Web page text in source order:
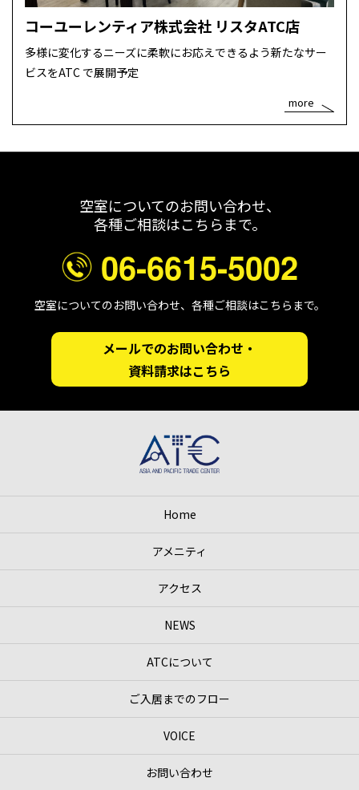
コーユーレンティア株式会社 リスタATC店
多様に変化するニーズに柔軟にお応えできるよう新たなサー
ビスをATC で展開予定
more
空室についてのお問い合わせ、
各種ご相談はこちらまで。
06-6615-5002
空室についてのお問い合わせ、各種ご相談はこちらまで。
メールでのお問い合わせ・
資料請求はこちら
Home
アメニティ
アクセス
NEWS
ATCについて
ご入居までのフロー
VOICE
お問い合わせ